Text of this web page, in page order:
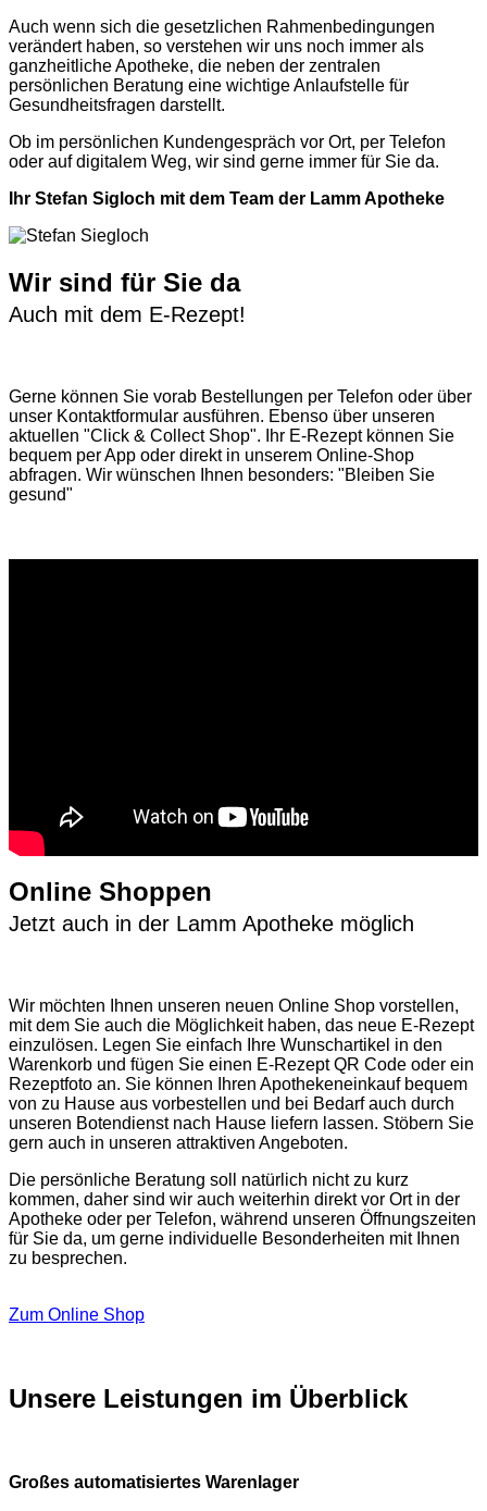
Auch wenn sich die gesetzlichen Rahmenbedingungen
verändert haben, so verstehen wir uns noch immer als
ganzheitliche Apotheke, die neben der zentralen
persönlichen Beratung eine wichtige Anlaufstelle für
Gesundheitsfragen darstellt.
Ob im persönlichen Kundengespräch vor Ort, per Telefon
oder auf digitalem Weg, wir sind gerne immer für Sie da.
Ihr Stefan Sigloch mit dem Team der Lamm Apotheke
Wir sind für Sie da
Auch mit dem E-Rezept!
Gerne können Sie vorab Bestellungen per Telefon oder über
unser Kontaktformular ausführen. Ebenso über unseren
aktuellen "Click & Collect Shop". Ihr E-Rezept können Sie
bequem per App oder direkt in unserem Online-Shop
abfragen. Wir wünschen Ihnen besonders: "Bleiben Sie
gesund"
Online Shoppen
Jetzt auch in der Lamm Apotheke möglich
Wir möchten Ihnen unseren neuen Online Shop vorstellen,
mit dem Sie auch die Möglichkeit haben, das neue E-Rezept
einzulösen. Legen Sie einfach Ihre Wunschartikel in den
Warenkorb und fügen Sie einen E-Rezept QR Code oder ein
Rezeptfoto an. Sie können Ihren Apothekeneinkauf bequem
von zu Hause aus vorbestellen und bei Bedarf auch durch
unseren Botendienst nach Hause liefern lassen. Stöbern Sie
gern auch in unseren attraktiven Angeboten.
Die persönliche Beratung soll natürlich nicht zu kurz
kommen, daher sind wir auch weiterhin direkt vor Ort in der
Apotheke oder per Telefon, während unseren Öffnungszeiten
für Sie da, um gerne individuelle Besonderheiten mit Ihnen
zu besprechen.
Zum Online Shop
Unsere Leistungen im Überblick
Großes automatisiertes Warenlager